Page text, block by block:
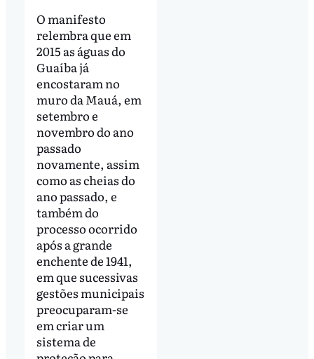
O manifesto
relembra que em
2015 as águas do
Guaíba já
encostaram no
muro da Mauá, em
setembro e
novembro do ano
passado
novamente, assim
como as cheias do
ano passado, e
também do
processo ocorrido
após a grande
enchente de 1941,
em que sucessivas
gestões municipais
preocuparam-se
em criar um
sistema de